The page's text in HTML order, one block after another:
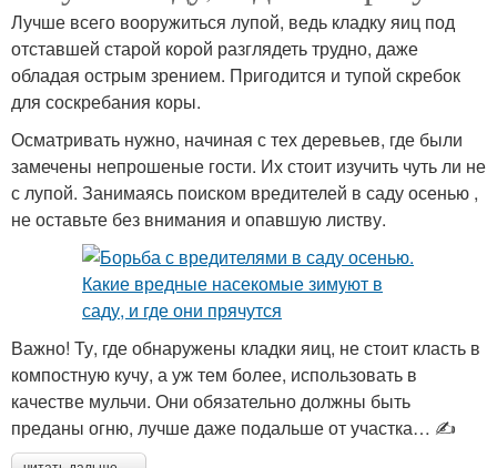
Лучше всего вооружиться лупой, ведь кладку яиц под
отставшей старой корой разглядеть трудно, даже
обладая острым зрением. Пригодится и тупой скребок
для соскребания коры.
Осматривать нужно, начиная с тех деревьев, где были
замечены непрошеные гости. Их стоит изучить чуть ли не
с лупой. Занимаясь поиском вредителей в саду осенью ,
не оставьте без внимания и опавшую листву.
Важно! Ту, где обнаружены кладки яиц, не стоит класть в
компостную кучу, а уж тем более, использовать в
качестве мульчи. Они обязательно должны быть
преданы огню, лучше даже подальше от участка… ✍